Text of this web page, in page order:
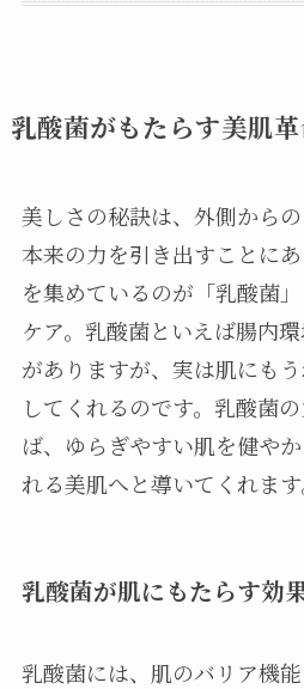
乳酸菌がもたらす美肌
美しさの秘訣は、外側から
本来の力を引き出すことに
を集めているのが「乳酸菌
ケア。乳酸菌といえば腸内
がありますが、実は肌にも
してくれるのです。乳酸菌
ば、ゆらぎやすい肌を健や
れる美肌へと導いてくれます
乳酸菌が肌にもたらす効
乳酸菌には、肌のバリア機